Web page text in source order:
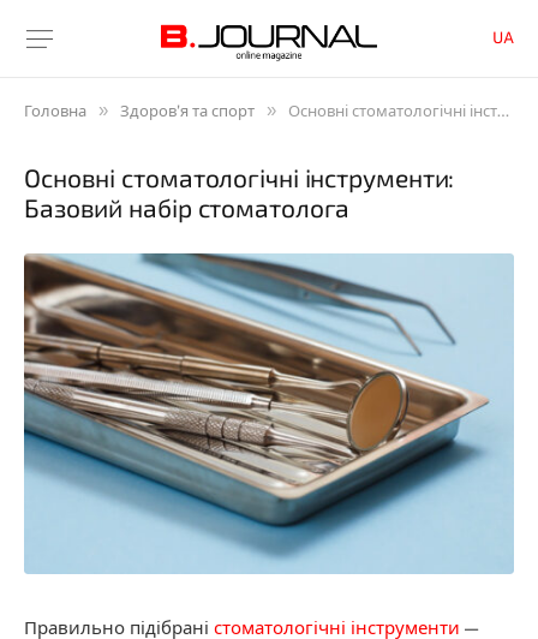
UA
Головна » Здоров'я та спорт » Основні стоматологічні інструменти: Базовий набір стоматолога
Основні стоматологічні інструменти:
Базовий набір стоматолога
Правильно підібрані стоматологічні інструменти —